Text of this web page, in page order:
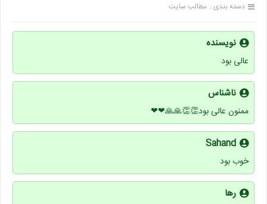
دسته بندی : مطالب سایت
نویسنده
عالی بود
ناشناس
ممنون عالی بود👏👏🙏🙏❤❤
Sahand
خوب بود
رها